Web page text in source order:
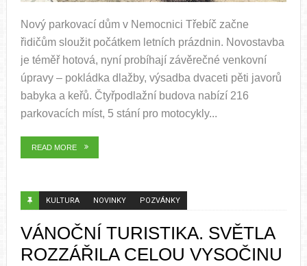
Nový parkovací dům v Nemocnici Třebíč začne
řidičům sloužit počátkem letních prázdnin. Novostavba
je téměř hotová, nyní probíhají závěrečné venkovní
úpravy – pokládka dlažby, výsadba dvaceti pěti javorů
babyka a keřů. Čtyřpodlažní budova nabízí 216
parkovacích míst, 5 stání pro motocykly...
READ MORE
KULTURA NOVINKY POZVÁNKY
VÁNOČNÍ TURISTIKA. SVĚTLA
ROZZÁŘILA CELOU VYSOČINU